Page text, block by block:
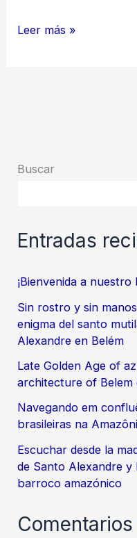
MEMÓRIA
ALTO
Leer más »
Buscar
Entradas
¡Bienvenida a nuestro
Sin rostro y sin
enigma del santo
Alexandre en Belém
Late Golden Age of
architecture of Belem
Navegando em
brasileiras na
Escuchar desde la
de Santo Alexandre y
barroco amazónico